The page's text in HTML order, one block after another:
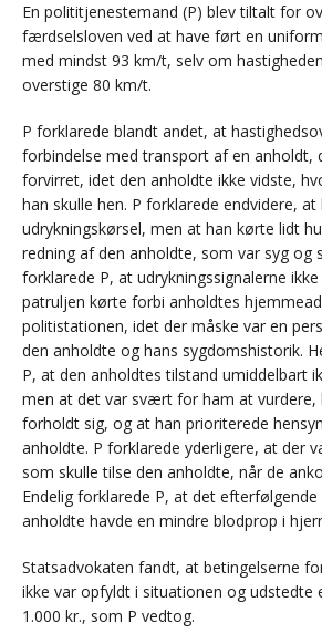
En polititjenestemand (P) blev tiltalt for
færdselsloven ved at have ført en
med mindst 93 km/t, selv om
overstige 80 km/t.
P forklarede blandt andet, at
forbindelse med transport af en anholdt,
forvirret, idet den anholdte ikke vidste,
han skulle hen. P forklarede endvidere,
udrykningskørsel, men at han kørte lidt
redning af den anholdte, som var syg og
forklarede P, at udrykningssignalerne
patruljen kørte forbi anholdtes
politistationen, idet der måske var en
den anholdte og hans sygdomshistorik.
P, at den anholdtes tilstand umiddelbart
men at det var svært for ham at vurdere,
forholdt sig, og at han prioriterede
anholdte. P forklarede yderligere, at der
som skulle tilse den anholdte, når de
Endelig forklarede P, at det
anholdte havde en mindre blodprop i
Statsadvokaten fandt, at betingelserne
ikke var opfyldt i situationen og
1.000 kr., som P vedtog.